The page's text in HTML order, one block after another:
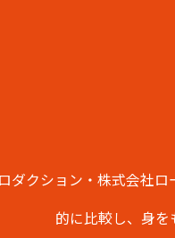
ダクション・株式会社
的に比較し、身